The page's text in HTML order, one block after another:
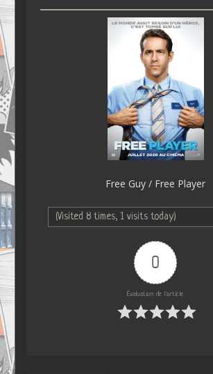
Free Guy / Free Player
(Visited 8 times, 1 visits today)
0
Évaluation de l'article